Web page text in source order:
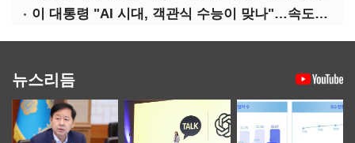
이 대통령 "AI 시대, 객관식 수능이 맞나"…속도전 '경계'
뉴스리듬